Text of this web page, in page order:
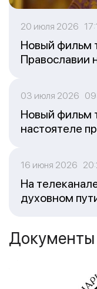
20 июля 2026
Новый фильм
Православии
03 июля 2026
Новый фильм
настоятеле
16 июня 2026
На
духовном
Документы